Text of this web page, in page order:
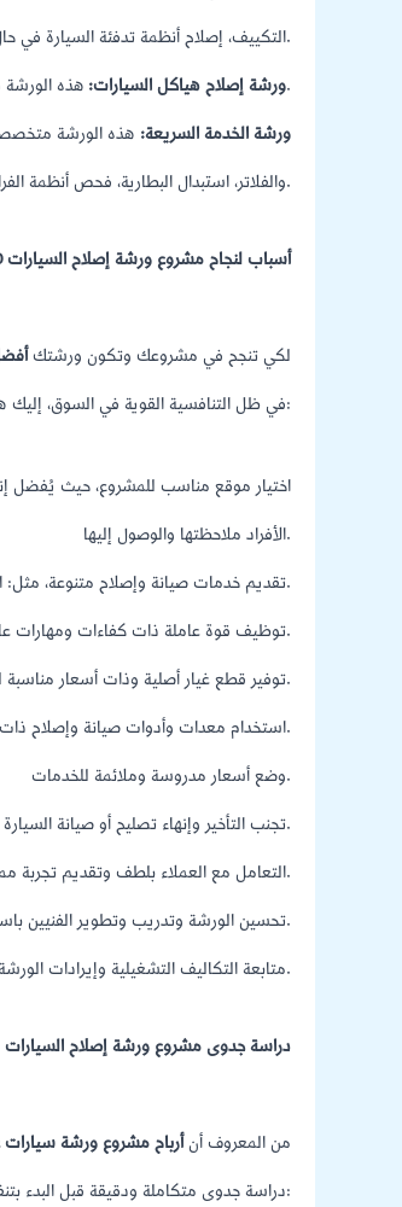
التكييف، إصلاح أنظمة تدفئة السيارة في حال تعطلها، صيانة أنظمة التبريد لتحسين كفاءتها.
ورشة إصلاح هياكل السيارات:هذه الورشة متخصصة في تقويم وإصلاح هيكل السيارة وإعادة طلائه بعد التعرض لحادث.
ورشة الخدمة السريعة: هذه الورشة
والفلاتر، استبدال البطارية، فحص أنظمة الفرامل.
10 أسباب لنجاح مشروع ورشة إصلاح السيارات
لكي تنجح في مشروعك وتكون ورشتك
في ظل التنافسية القوية في السوق، إليك هذه الأسباب:
اختيار موقع مناسب للمشروع، حيث يُفضل
الأفراد ملاحظتها والوصول إليها.
تقديم خدمات صيانة وإصلاح متنوعة، مثل: الميكانيكا، الكهرباء، الدهان، الإطارات، السمكرة، التكييف.
توظيف قوة عاملة ذات كفاءات ومهارات عالية؛ لتحقيق الأداء الأمثل في الورشة.
توفير قطع غيار أصلية وذات أسعار مناسبة للعملاء.
استخدام معدات وأدوات صيانة وإصلاح ذات جودة عالية.
وضع أسعار مدروسة وملائمة للخدمات.
تجنب التأخير وإنهاء تصليح أو صيانة السيارة في الموعد المتفق عليه مع صاحب السيارة.
التعامل مع العملاء بلطف وتقديم تجربة مميزة ومرضية لهم؛ لكسب ولائهم وضمان رجوعهم لطلب خدمات الورشة مرة أخرى.
تحسين الورشة وتدريب وتطوير الفنيين باستمرار.
متابعة التكاليف التشغيلية وإيرادات الورشة بدقة وبانتظام.
دراسة جدوى مشروع ورشة إصلاح السيارات
من المعروف أنأرباح مشروع ورشة سيارات
دراسة جدوى متكاملة ودقيقة قبل البدء بتنفيذ مشروعك، حيث يجب أن تتضمن دراسة جدوى مشروعك ما يأتي: